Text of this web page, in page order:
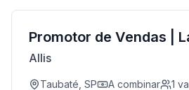
Promotor de Vendas |
Allis
Taubaté, SP A combinar 1